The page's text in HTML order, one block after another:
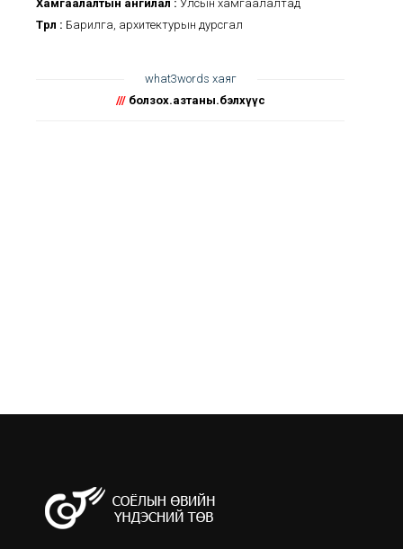
Хамгаалалтын ангилал : Улсын хамгаалалтад
Төрөл : Барилга, архитектурын дурсгал
what3words хаяг
/// болзох.азтаны.бэлхүүс